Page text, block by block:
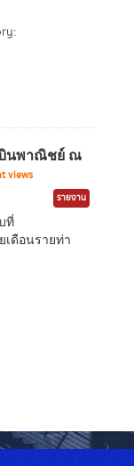
บินพาณิชย์ ณ
views
รายงาน
ที่
ดือนรายท่า